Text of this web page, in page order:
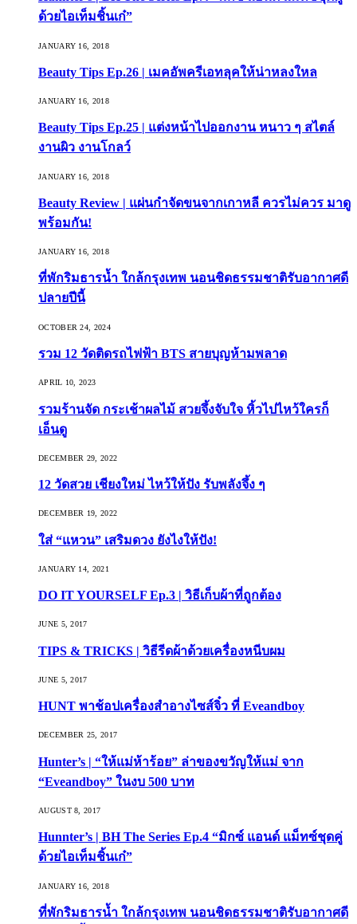
ด้วยไอเท็มชิ้นเก๋”
JANUARY 16, 2018
Beauty Tips Ep.26 | เมคอัพครีเอทลุคให้น่าหลงใหล
JANUARY 16, 2018
Beauty Tips Ep.25 | แต่งหน้าไปออกงาน หนาว ๆ สไตล์
งานผิว งานโกลว์
JANUARY 16, 2018
Beauty Review | แผ่นกำจัดขนจากเกาหลี ควรไม่ควร มาดู
พร้อมกัน!
JANUARY 16, 2018
ที่พักริมธารน้ำ ใกล้กรุงเทพ นอนชิดธรรมชาติรับอากาศดี
ปลายปีนี้
OCTOBER 24, 2024
รวม 12 วัดติดรถไฟฟ้า BTS สายบุญห้ามพลาด
APRIL 10, 2023
รวมร้านจัด กระเช้าผลไม้ สวยจึ้งจับใจ หิ้วไปไหว้ใครก็
เอ็นดู
DECEMBER 29, 2022
12 วัดสวย เชียงใหม่ ไหว้ให้ปัง รับพลังจึ้ง ๆ
DECEMBER 19, 2022
ใส่ “แหวน” เสริมดวง ยังไงให้ปัง!
JANUARY 14, 2021
DO IT YOURSELF Ep.3 | วิธีเก็บผ้าที่ถูกต้อง
JUNE 5, 2017
TIPS & TRICKS | วิธีรีดผ้าด้วยเครื่องหนีบผม
JUNE 5, 2017
HUNT พาช้อปเครื่องสำอางไซส์จิ๋ว ที่ Eveandboy
DECEMBER 25, 2017
Hunter’s | “ให้แม่ห้าร้อย” ล่าของขวัญให้แม่ จาก
“Eveandboy” ในงบ 500 บาท
AUGUST 8, 2017
Hunnter’s | BH The Series Ep.4 “มิกซ์ แอนด์ แม็ทซ์ชุดคู่
ด้วยไอเท็มชิ้นเก๋”
JANUARY 16, 2018
ที่พักริมธารน้ำ ใกล้กรุงเทพ นอนชิดธรรมชาติรับอากาศดี